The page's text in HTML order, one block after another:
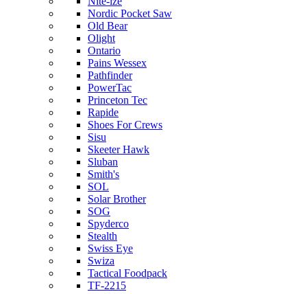
Nordic Pocket Saw
Old Bear
Olight
Ontario
Pains Wessex
Pathfinder
PowerTac
Princeton Tec
Rapide
Shoes For Crews
Sisu
Skeeter Hawk
Sluban
Smith's
SOL
Solar Brother
SOG
Spyderco
Stealth
Swiss Eye
Swiza
Tactical Foodpack
TF-2215